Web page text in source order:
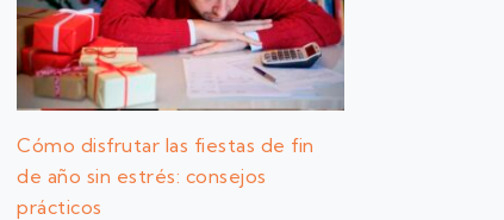
Cómo disfrutar las fiestas de fin
de año sin estrés: consejos
prácticos